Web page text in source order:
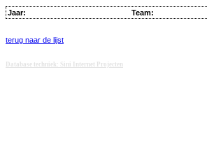
Jaar: Team:
terug naar de lijst
Database techniek: Sini Internet Projecten